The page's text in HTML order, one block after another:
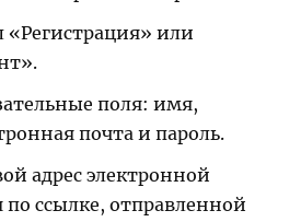
«Регистрация» или
поля: имя,
почта и пароль.
адрес электронной
ссылке, отправленной